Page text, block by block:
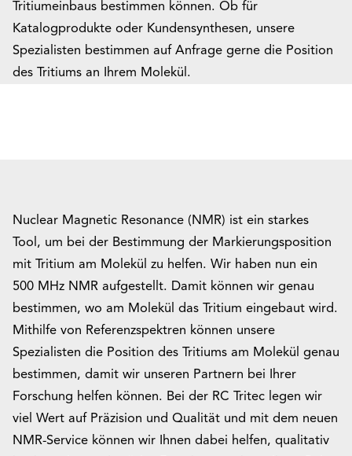
Tritiumeinbaus bestimmen können. Ob für
Katalogprodukte oder Kundensynthesen, unsere
Spezialisten bestimmen auf Anfrage gerne die Position
des Tritiums an Ihrem Molekül.
Nuclear Magnetic Resonance (NMR) ist ein starkes
Tool, um bei der Bestimmung der Markierungsposition
mit Tritium am Molekül zu helfen. Wir haben nun ein
500 MHz NMR aufgestellt. Damit können wir genau
bestimmen, wo am Molekül das Tritium eingebaut wird.
Mithilfe von Referenzspektren können unsere
Spezialisten die Position des Tritiums am Molekül genau
bestimmen, damit wir unseren Partnern bei Ihrer
Forschung helfen können. Bei der RC Tritec legen wir
viel Wert auf Präzision und Qualität und mit dem neuen
NMR-Service können wir Ihnen dabei helfen, qualitativ